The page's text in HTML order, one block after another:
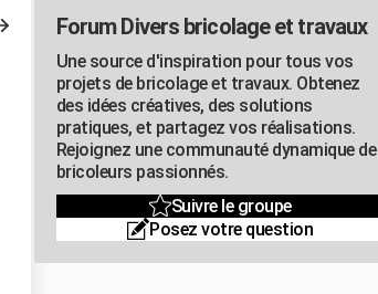
Forum Divers bricolage et travaux
Une source d'inspiration pour tous vos
projets de bricolage et travaux. Obtenez
des idées créatives, des solutions
pratiques, et partagez vos réalisations.
Rejoignez une communauté dynamique de
bricoleurs passionnés.
Suivre le groupe
Posez votre question